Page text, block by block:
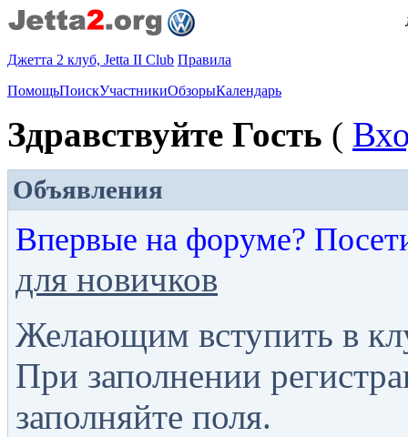
Джетта 2 клуб, Jetta II Club Правила
ПомощьПоискУчастникиОбзорыКалендарь
Здравствуйте Гость (
Объявления
Впервые на форуме?
для новичков
Желающим вступить в
При заполнении
заполняйте поля.